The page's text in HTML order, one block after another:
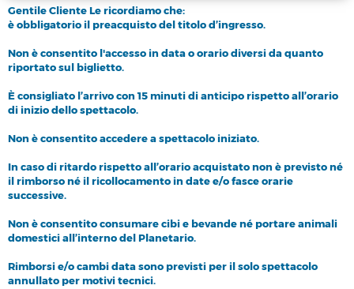
Gentile Cliente Le ricordiamo che:
è obbligatorio il preacquisto del titolo d’ingresso.
Non è consentito l'accesso in data o orario diversi da quanto
riportato sul biglietto.
È consigliato l’arrivo con 15 minuti di anticipo rispetto all’orario
di inizio dello spettacolo.
Non è consentito accedere a spettacolo iniziato.
In caso di ritardo rispetto all’orario acquistato non è previsto né
il rimborso né il ricollocamento in date e/o fasce orarie
successive.
Non è consentito consumare cibi e bevande né portare animali
domestici all’interno del Planetario.
Rimborsi e/o cambi data sono previsti per il solo spettacolo
annullato per motivi tecnici.